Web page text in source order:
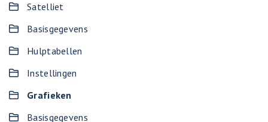
Satelliet
Basisgegevens
Hulptabellen
Instellingen
Grafieken
Basisgegevens